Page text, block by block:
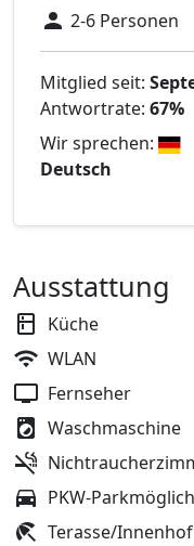
2-6 Personen
Mitglied seit:
Antwortrate: 67%
Wir sprechen:
Deutsch
Ausstattung
Küche
WLAN
Fernseher
Waschmaschine
PKW-
Terasse/Innenhof